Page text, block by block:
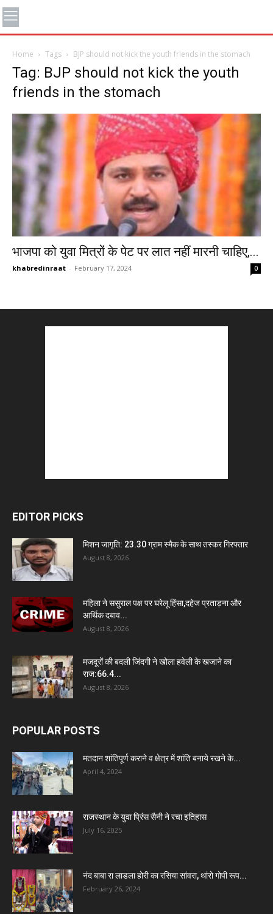
Home Tags BJP should not kick the youth friends in the stomach
Tag: BJP should not kick the youth
friends in the stomach
भाजपा को युवा मित्रों के पेट पर लात नहीं मारनी चाहिए,...
khabredinraat - February 17, 2024 0
EDITOR PICKS
मिशन जागृति: 23.30 ग्राम स्मैक के साथ तस्कर गिरफ्तार
August 8, 2026
महिला ने ससुराल पक्ष पर घरेलू हिंसा,दहेज प्रताड़ना और
आर्थिक दबाव...
August 8, 2026
मजदूरों की बदली जिंदगी ने खोला हवेली के खजाने का
राज:66.4...
August 8, 2026
POPULAR POSTS
मतदान शांतिपूर्ण कराने व क्षेत्र में शांति बनाये रखने के...
April 4, 2024
राजस्थान के युवा प्रिंस सैनी ने रचा इतिहास
July 16, 2025
नंद बाबा रा लाडला होरी का रसिया सांवरा, थांरो गोपी रूप...
February 26, 2024